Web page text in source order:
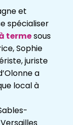
et
spécialiser
termesous
Sophie
juriste
a
local à